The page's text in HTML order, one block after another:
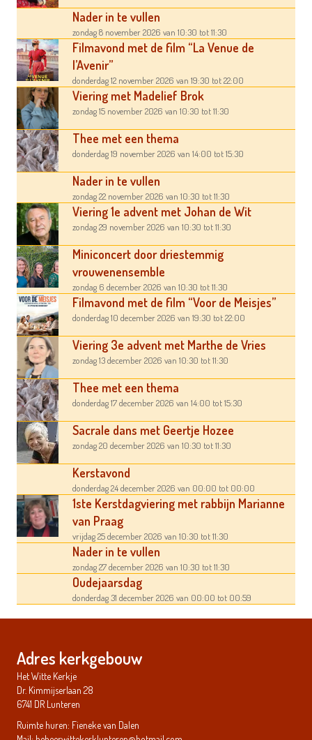
Nader in te vullen
zondag 8 november 2026 van 10:30 tot 11:30
Filmavond met de film “La Venue de
l’Avenir”
donderdag 12 november 2026 van 19:30 tot 22:00
Viering met Madelief Brok
zondag 15 november 2026 van 10:30 tot 11:30
Thee met een thema
donderdag 19 november 2026 van 14:00 tot 15:30
Nader in te vullen
zondag 22 november 2026 van 10:30 tot 11:30
Viering 1e advent met Johan de Wit
zondag 29 november 2026 van 10:30 tot 11:30
Miniconcert door driestemmig
vrouwenensemble
zondag 6 december 2026 van 10:30 tot 11:30
Filmavond met de film “Voor de Meisjes”
donderdag 10 december 2026 van 19:30 tot 22:00
Viering 3e advent met Marthe de Vries
zondag 13 december 2026 van 10:30 tot 11:30
Thee met een thema
donderdag 17 december 2026 van 14:00 tot 15:30
Sacrale dans met Geertje Hozee
zondag 20 december 2026 van 10:30 tot 11:30
Kerstavond
donderdag 24 december 2026 van 00:00 tot 00:00
1ste Kerstdagviering met rabbijn Marianne
van Praag
vrijdag 25 december 2026 van 10:30 tot 11:30
Nader in te vullen
zondag 27 december 2026 van 10:30 tot 11:30
Oudejaarsdag
donderdag 31 december 2026 van 00:00 tot 00:59
Adres kerkgebouw
Het Witte Kerkje
Dr. Kimmijserlaan 28
6741 DR Lunteren
Ruimte huren: Fieneke van Dalen